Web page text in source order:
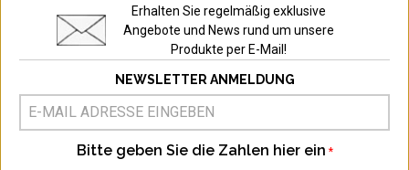
Erhalten Sie regelmäßig exklusive
Angebote und News rund um unsere
Produkte per E-Mail!
NEWSLETTER ANMELDUNG
Bitte geben Sie die Zahlen hier ein